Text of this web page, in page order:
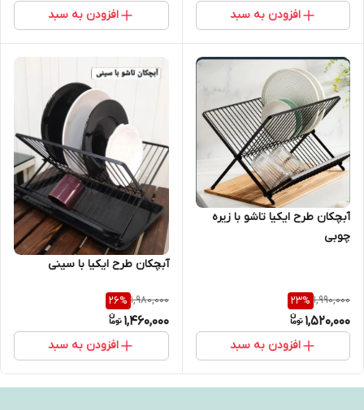
افزودن به سبد افزودن به سبد
آبچکان طرح ایکیا تاشو با زیره
چوبی
1,990,000
23%
1,520,000
افزودن به سبد
آبچکان طرح ایکیا با سینی
1,980,000
26%
1,460,000
افزودن به سبد